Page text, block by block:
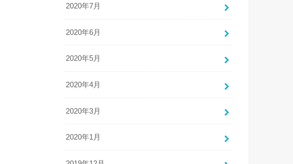
2020年7月
2020年6月
2020年5月
2020年4月
2020年3月
2020年1月